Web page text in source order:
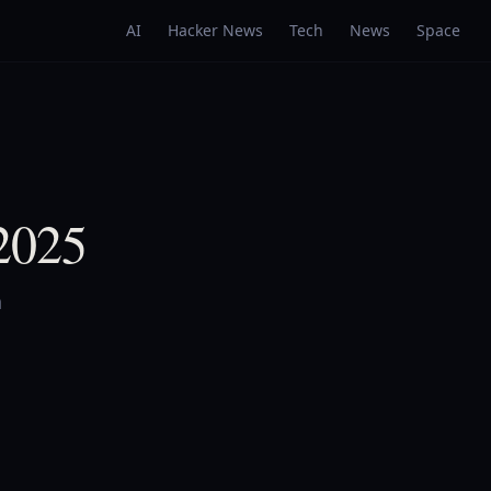
AI Hacker News Tech News Space